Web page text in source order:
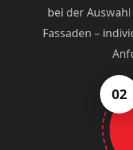
bei der
Fassaden –
02